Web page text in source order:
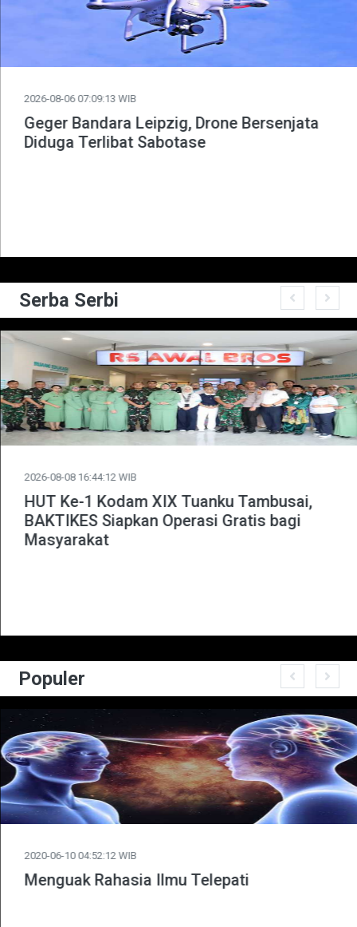
2026-08-06 07:09:13 WIB
Geger Bandara Leipzig, Drone Bersenjata
Diduga Terlibat Sabotase
Serba Serbi
2026-08-08 16:44:12 WIB
HUT Ke-1 Kodam XIX Tuanku Tambusai,
BAKTIKES Siapkan Operasi Gratis bagi
Masyarakat
Populer
2020-06-10 04:52:12 WIB
Menguak Rahasia Ilmu Telepati